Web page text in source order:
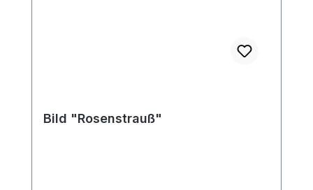
Bild "Rosenstrauß"